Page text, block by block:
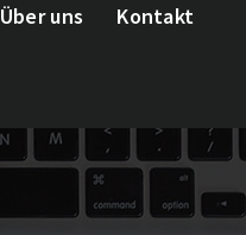
Über uns Kontakt